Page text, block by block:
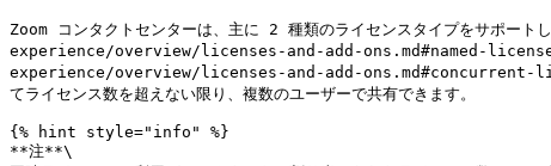
Zoom コンタクトセンターは、主に 2 種類のライセンスタイプ
experience/overview/licenses-and-add-ons.md#named-
experience/overview/licenses-and-add-ons.md#concurrent-licenses)
てライセンス数を超えない限り、複数のユーザーで共有できます。
{% hint style="info" %}
**注**\